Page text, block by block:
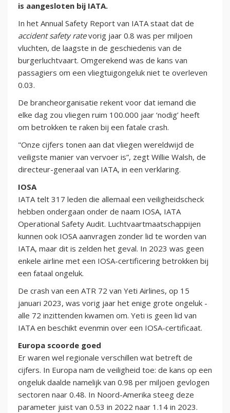
is aangesloten bij IATA.
In het Annual Safety Report van IATA staat dat de
accident safety ratevorig jaar 0.8 was per miljoen
vluchten, de laagste in de geschiedenis van de
burgerluchtvaart. Omgerekend was de kans van
passagiers om een vliegtuigongeluk niet te overleven
0.03.
De brancheorganisatie rekent voor dat iemand die
elke dag zou vliegen ruim 100.000 jaar ‘nodig’ heeft
om betrokken te raken bij een fatale crash.
"Onze cijfers tonen aan dat vliegen wereldwijd de
veiligste manier van vervoer is”, zegt Willie Walsh, de
directeur-generaal van IATA, in een verklaring.
IOSA
IATA telt 317 leden die allemaal een veiligheidscheck
hebben ondergaan onder de naam IOSA, IATA
Operational Safety Audit. Luchtvaartmaatschappijen
kunnen ook IOSA aanvragen zonder lid te worden van
IATA, maar dit is zelden het geval. In 2023 was geen
enkele airline met een IOSA-certificering betrokken bij
een fataal ongeluk.
De crash van een ATR 72 van Yeti Airlines, op 15
januari 2023, was vorig jaar het enige grote ongeluk -
alle 72 inzittenden kwamen om. Yeti is geen lid van
IATA en beschikt evenmin over een IOSA-certificaat.
Europa scoorde goed
Er waren wel regionale verschillen wat betreft de
cijfers. In Europa nam de veiligheid toe: de kans op een
ongeluk daalde namelijk van 0.98 per miljoen gevlogen
sectoren naar 0.48. In Noord-Amerika steeg deze
parameter juist van 0.53 in 2022 naar 1.14 in 2023.